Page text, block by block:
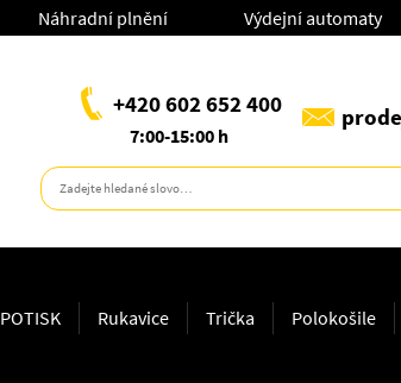
Náhradní plnění Výdejní automaty
+420 602 652 400
7:00-15:00 h
POTISK Rukavice Trička Polokošile